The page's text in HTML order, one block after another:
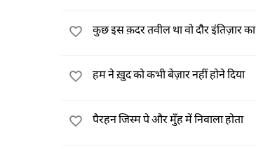
कुछ इस क़दर तवील था वो दौर इंतिज़ार का
हम ने ख़ुद को कभी बेज़ार नहीं होने दिया
पैरहन जिस्म पे और मुँह में निवाला होता